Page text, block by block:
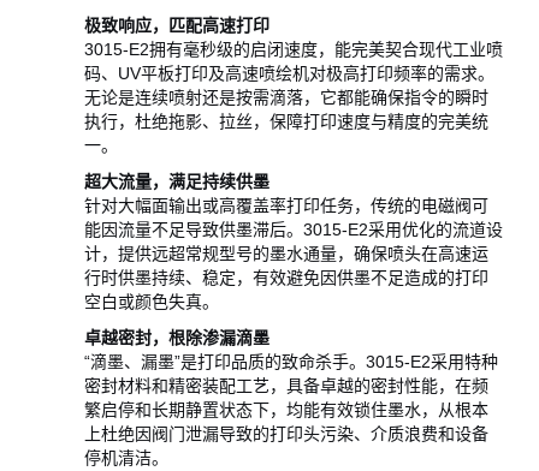
极致响应，匹配高速打印
3015-E2拥有毫秒级的启闭速度，能完美契合现代工业喷
码、UV平板打印及高速喷绘机对极高打印频率的需求。
无论是连续喷射还是按需滴落，它都能确保指令的瞬时
执行，杜绝拖影、拉丝，保障打印速度与精度的完美统
一。
超大流量，满足持续供墨
针对大幅面输出或高覆盖率打印任务，传统的电磁阀可
能因流量不足导致供墨滞后。3015-E2采用优化的流道设
计，提供远超常规型号的墨水通量，确保喷头在高速运
行时供墨持续、稳定，有效避免因供墨不足造成的打印
空白或颜色失真。
卓越密封，根除渗漏滴墨
“滴墨、漏墨”是打印品质的致命杀手。3015-E2采用特种
密封材料和精密装配工艺，具备卓越的密封性能，在频
繁启停和长期静置状态下，均能有效锁住墨水，从根本
上杜绝因阀门泄漏导致的打印头污染、介质浪费和设备
停机清洁。